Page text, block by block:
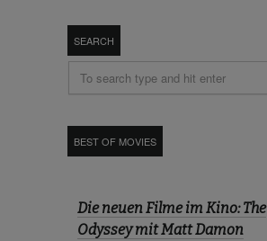
SEARCH
BEST OF MOVIES
Die neuen Filme im Kino: The
Odyssey mit Matt Damon